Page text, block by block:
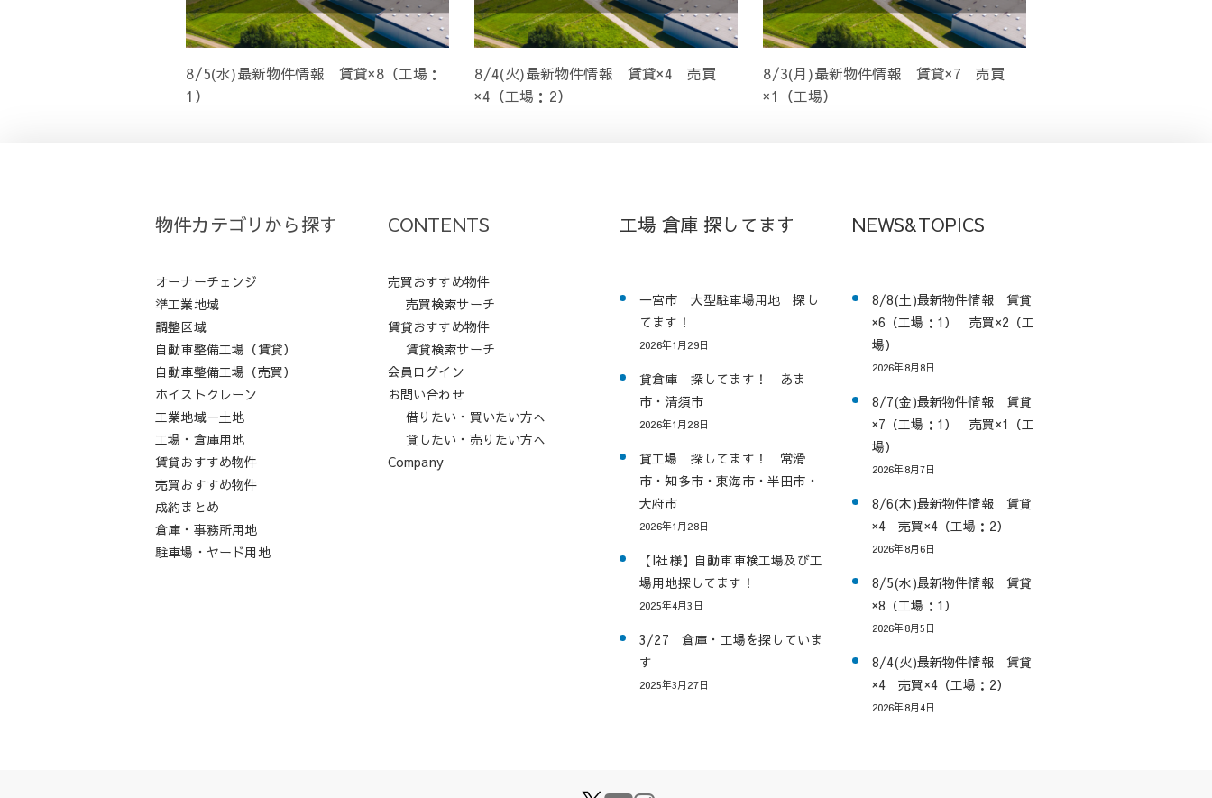
8/5(水)最新物件情報 賃貸×8（工場：
1）
8/4(火)最新物件情報 賃貸×4 売買
×4（工場：2）
8/3(月)最新物件情報 賃貸×7 売買
×1（工場）
物件カテゴリから探す
オーナーチェンジ
準工業地域
調整区域
自動車整備工場（賃貸）
自動車整備工場（売買）
ホイストクレーン
工業地域－土地
工場・倉庫用地
賃貸おすすめ物件
売買おすすめ物件
成約まとめ
倉庫・事務所用地
駐車場・ヤード用地
CONTENTS
売買おすすめ物件
売買検索サーチ
賃貸おすすめ物件
賃貸検索サーチ
会員ログイン
お問い合わせ
借りたい・買いたい方へ
貸したい・売りたい方へ
Company
工場 倉庫 探してます
一宮市 大型駐車場用地 探し
てます！
2026年1月29日
貸倉庫 探してます！ あま
市・清須市
2026年1月28日
貸工場 探してます！ 常滑
市・知多市・東海市・半田市・
大府市
2026年1月28日
【I社様】自動車車検工場及び工
場用地探してます！
2025年4月3日
3/27 倉庫・工場を探していま
す
2025年3月27日
NEWS&TOPICS
8/8(土)最新物件情報 賃貸
×6（工場：1） 売買×2（工
場）
2026年8月8日
8/7(金)最新物件情報 賃貸
×7（工場：1） 売買×1（工
場）
2026年8月7日
8/6(木)最新物件情報 賃貸
×4 売買×4（工場：2）
2026年8月6日
8/5(水)最新物件情報 賃貸
×8（工場：1）
2026年8月5日
8/4(火)最新物件情報 賃貸
×4 売買×4（工場：2）
2026年8月4日
X